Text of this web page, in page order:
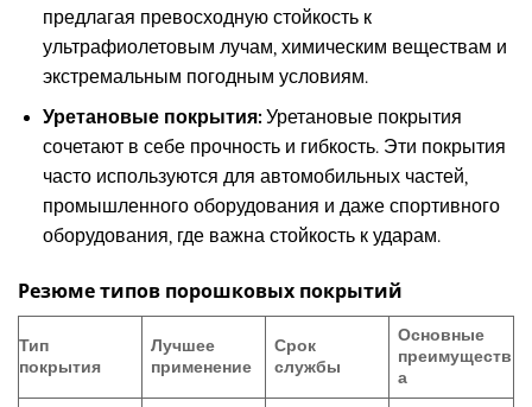
предлагая превосходную стойкость к
ультрафиолетовым лучам, химическим веществам и
экстремальным погодным условиям.
Уретановые покрытия:Уретановые покрытия
сочетают в себе прочность и гибкость. Эти покрытия
часто используются для автомобильных частей,
промышленного оборудования и даже спортивного
оборудования, где важна стойкость к ударам.
Резюме типов порошковых покрытий
Тип
покрытия
Лучшее
применение
Срок
службы
Основные
преимуществ
а